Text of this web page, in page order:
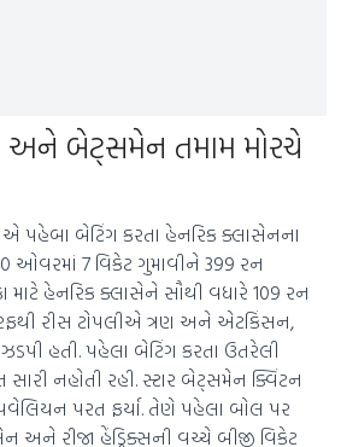
અને બેટ્સમેન તમામ મોરચે
પહેબા બેટિંગ કરતા હેનરિક ક્લાસેનના
ઓવરમાં 7 વિકેટ ગુમાવીને 399 રન
માટે હેનરિક ક્લાસેને સૌથી વધારે 109 રન
રીસ ટોપલીએ ત્રણ અને એટકિંસન,
હતી. પહેલા બેટિંગ કરતા ઉતરેલી
નહોતી રહી. સ્ટાર બેટ્સમેન ક્વિંટન
પરત ફર્યા. તેણે પહેલા બોલ પર
અને રીજા હેંડ્રિક્સની વચ્ચે બીજી વિકેટ